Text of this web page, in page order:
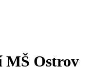
MŠ Ostrov